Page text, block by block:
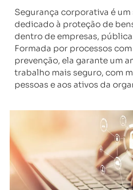
Segurança corporativa é
dedicado à proteção de
dentro de empresas,
Formada por processos
prevenção, ela garante um
trabalho mais seguro, com
pessoas e aos ativos da